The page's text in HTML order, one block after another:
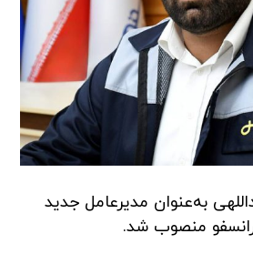
به‌عنوان مدیرعامل جدید
منصوب شد.